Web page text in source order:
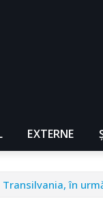
EXTERNE
în